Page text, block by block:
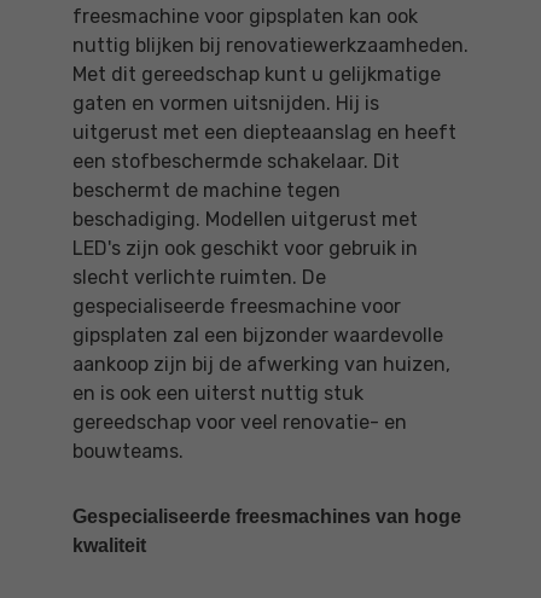
freesmachine voor gipsplaten kan ook
nuttig blijken bij renovatiewerkzaamheden.
Met dit gereedschap kunt u gelijkmatige
gaten en vormen uitsnijden. Hij is
uitgerust met een diepteaanslag en heeft
een stofbeschermde schakelaar. Dit
beschermt de machine tegen
beschadiging. Modellen uitgerust met
LED's zijn ook geschikt voor gebruik in
slecht verlichte ruimten. De
gespecialiseerde freesmachine voor
gipsplaten zal een bijzonder waardevolle
aankoop zijn bij de afwerking van huizen,
en is ook een uiterst nuttig stuk
gereedschap voor veel renovatie- en
bouwteams.
Gespecialiseerde freesmachines van hoge
kwaliteit